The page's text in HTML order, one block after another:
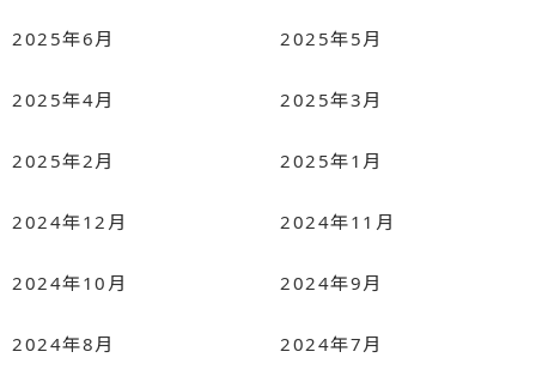
2025年6月 2025年5月
2025年4月 2025年3月
2025年2月 2025年1月
2024年12月 2024年11月
2024年10月 2024年9月
2024年8月 2024年7月